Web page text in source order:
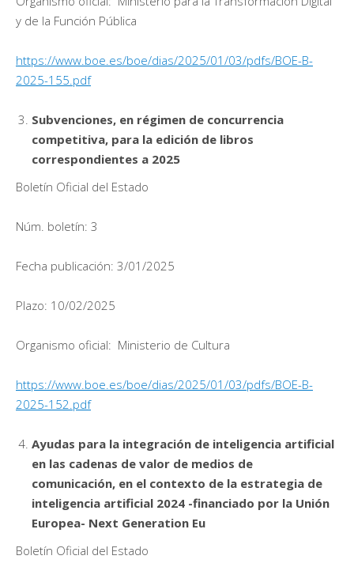
y de la Función Pública
https://www.boe.es/boe/dias/2025/01/03/pdfs/BOE-B-
2025-155.pdf
Subvenciones, en régimen de concurrencia
competitiva, para la edición de libros
correspondientes a 2025
Boletín Oficial del Estado
Núm. boletín: 3
Fecha publicación: 3/01/2025
Plazo: 10/02/2025
Organismo oficial: Ministerio de Cultura
https://www.boe.es/boe/dias/2025/01/03/pdfs/BOE-B-
2025-152.pdf
Ayudas para la integración de inteligencia artificial
en las cadenas de valor de medios de
comunicación, en el contexto de la estrategia de
inteligencia artificial 2024 -financiado por la Unión
Europea- Next Generation Eu
Boletín Oficial del Estado